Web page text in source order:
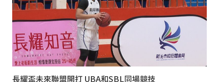
長耀盃未來聯盟開打 UBA和SBL同場競技